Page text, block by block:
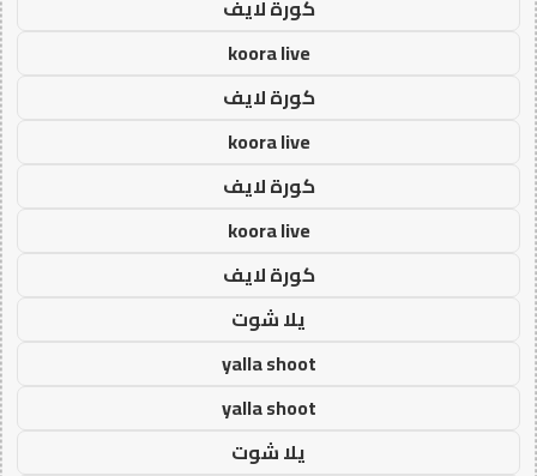
كورة لايف
koora live
كورة لايف
koora live
كورة لايف
koora live
كورة لايف
يلا شوت
yalla shoot
yalla shoot
يلا شوت